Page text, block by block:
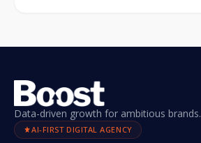
Data-driven growth for ambitious brands.
AI-FIRST DIGITAL AGENCY